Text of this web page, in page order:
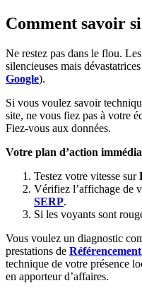
Comment savoir
Ne restez pas dans le flou.
silencieuses mais
Google).
Si vous voulez savoir
site, ne vous fiez pas à votre
Fiez-vous aux données.
Votre plan d’action
Testez votre vitesse sur
Vérifiez l’affichage de
SERP.
Si les voyants sont
Vous voulez un diagnostic
prestations de
technique de votre présence
en apporteur d’affaires.